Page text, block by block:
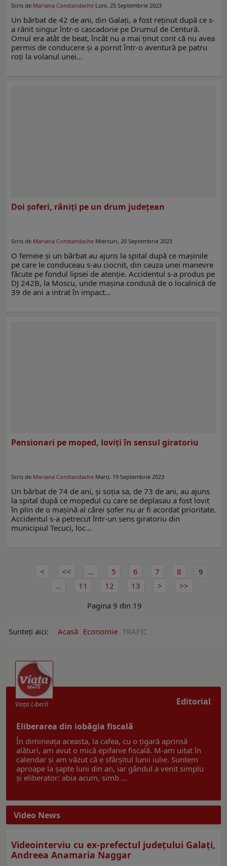
Scris de Mariana Constandache Luni, 25 Septembrie 2023
Un bărbat de 42 de ani, din Galați, a fost reținut după ce s-
a rănit singur într-o cascadorie pe Drumul de Centură.
Omul era atât de beat, încât nu a mai ținut cont că nu avea
permis de conducere și a pornit într-o aventură pe patru
roți la volanul unei…
Doi șoferi, răniți pe un drum județean
Scris de Mariana Constandache Miercuri, 20 Septembrie 2023
O femeie și un bărbat au ajuns la spital după ce mașinile
pe care le conduceau s-au ciocnit, din cauza unei manevre
făcute pe fondul lipsei de atenție. Accidentul s-a produs pe
DJ 242B, la Moscu, unde mașina condusă de o localnică de
39 de ani a intrat în impact…
Pensionari pe moped, loviți în sensul giratoriu
Scris de Mariana Constandache Marți, 19 Septembrie 2023
Un bărbat de 74 de ani, și soția sa, de 73 de ani, au ajuns
la spital după ce mopedul cu care se deplasau a fost lovit
în plin de o mașină al cărei șofer nu ar fi acordat prioritate.
Accidentul s-a petrecut într-un sens giratoriu din
municipiul Tecuci, loc…
... 5 6 7 8
9
...
11 12
13
Pagina 9 din 19
Sunteți aici: Acasă Economie TRAFIC
Editorial
Viaţa Liberă
Eliberarea din iobăgia fiscală
În dimineața aceasta, la cafea, cu o țigară aprinsă
alături, am avut o mică epifanie fiscală. M-am uitat în
calendar și am văzut că e sfârșitul lunii iulie. Suntem
aproape la șapte luni din an, iar gândul a venit simplu
și eliberator: abia acum, simb ...
Video News
Videointerviu cu ex-prefectul judeţului Galaţi,
Andreea Anamaria Naggar